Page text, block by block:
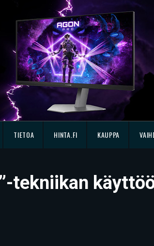
TIETOA HINTA.FI KAUPPA
tekniikan